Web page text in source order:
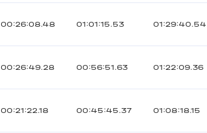
00:26:08.48 01:01:15.53 01:29:40.54
00:26:49.28 00:56:51.63 01:22:09.36
00:21:22.18 00:45:45.37 01:08:18.15